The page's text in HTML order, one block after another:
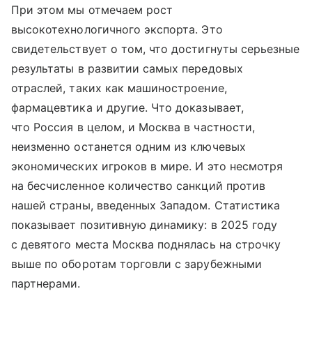
При этом мы отмечаем рост
высокотехнологичного экспорта. Это
свидетельствует о том, что достигнуты серьезные
результаты в развитии самых передовых
отраслей, таких как машиностроение,
фармацевтика и другие. Что доказывает,
что Россия в целом, и Москва в частности,
неизменно останется одним из ключевых
экономических игроков в мире. И это несмотря
на бесчисленное количество санкций против
нашей страны, введенных Западом. Статистика
показывает позитивную динамику: в 2025 году
с девятого места Москва поднялась на строчку
выше по оборотам торговли с зарубежными
партнерами.